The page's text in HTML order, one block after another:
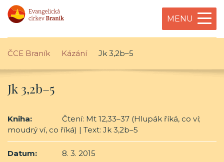
MENU
ČCE Braník Kázání Jk 3,2b–5
Jk 3,2b–5
Kniha:
Čtení: Mt 12,33–37 (Hlupák říká, co ví;
moudrý ví, co říká) | Text: Jk 3,2b–5
Datum: 8. 3. 2015